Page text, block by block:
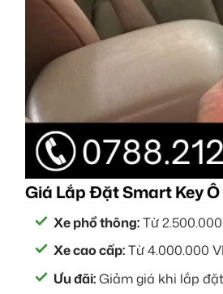
Giá Lắp Đặt Smart Key Ô
Xe phổ thông:Từ
Xe cao cấp:Từ 4.000.000
Ưu đãi:Giảm giá khi lắp